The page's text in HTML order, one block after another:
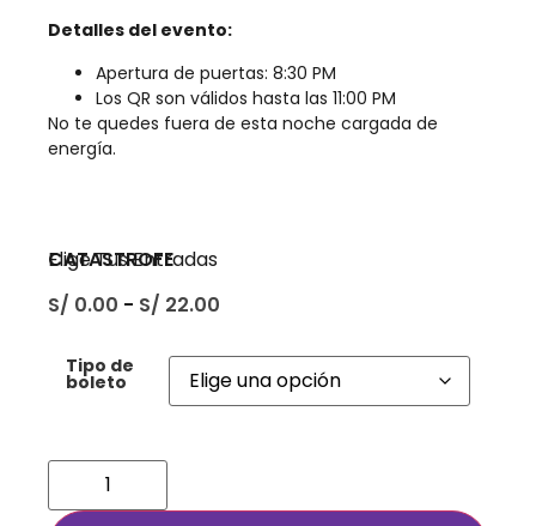
Detalles del evento:
Apertura de puertas: 8:30 PM
Los QR son válidos hasta las 11:00 PM
No te quedes fuera de esta noche cargada de
energía.
CATASTROFE
Elige Tus Entradas
S/ 0.00 - S/ 22.00
Tipo de
boleto